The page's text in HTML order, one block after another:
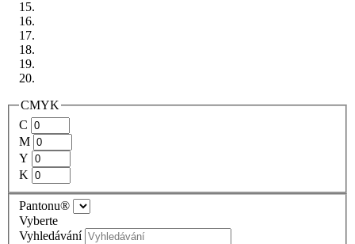
CMYK
C
M
Y
K
Pantonu®
Vyberte
Vyhledávání